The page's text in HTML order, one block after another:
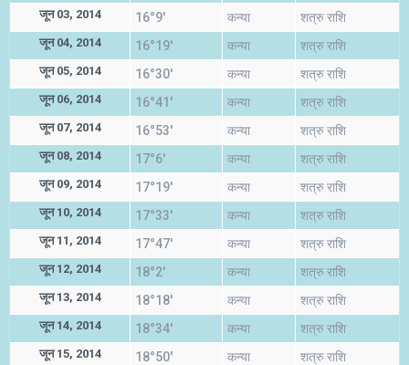
जून 03, 2014 16°9' कन्या शत्रु राशि
जून 04, 2014 16°19' कन्या शत्रु राशि
जून 05, 2014 16°30' कन्या शत्रु राशि
जून 06, 2014 16°41' कन्या शत्रु राशि
जून 07, 2014 16°53' कन्या शत्रु राशि
जून 08, 2014 17°6' कन्या शत्रु राशि
जून 09, 2014 17°19' कन्या शत्रु राशि
जून 10, 2014 17°33' कन्या शत्रु राशि
जून 11, 2014 17°47' कन्या शत्रु राशि
जून 12, 2014 18°2' कन्या शत्रु राशि
जून 13, 2014 18°18' कन्या शत्रु राशि
जून 14, 2014 18°34' कन्या शत्रु राशि
जून 15, 2014 18°50' कन्या शत्रु राशि